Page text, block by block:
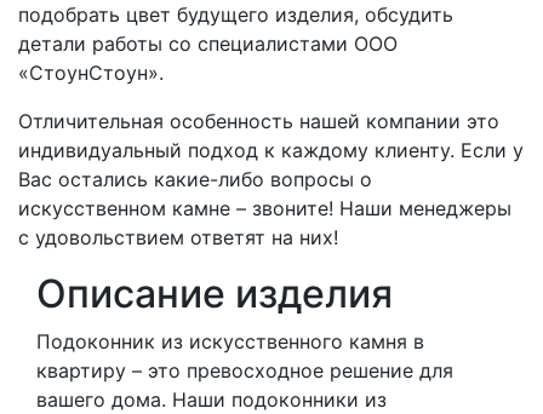
подобрать цвет будущего изделия, обсудить
детали работы со специалистами ООО
«СтоунСтоун».
Отличительная особенность нашей компании это
индивидуальный подход к каждому клиенту. Если у
Вас остались какие-либо вопросы о
искусственном камне – звоните! Наши менеджеры
с удовольствием ответят на них!
Описание изделия
Подоконник из искусственного камня в
квартиру – это превосходное решение для
вашего дома. Наши подоконники из